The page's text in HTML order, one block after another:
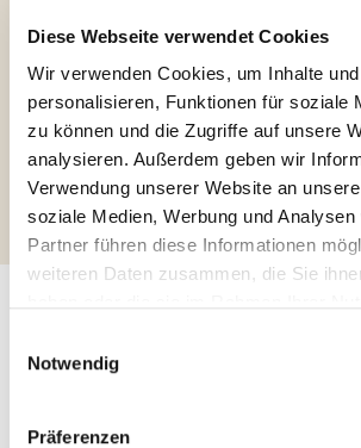
Diese Webseite verwendet Cookies
Wir verwenden Cookies, um Inhalte
personalisieren, Funktionen für soziale
zu können und die Zugriffe auf unsere
analysieren. Außerdem geben wir
Verwendung unserer Website an
soziale Medien, Werbung und
Partner führen diese Informationen
weiteren Daten zusammen, die Sie
Notwendig
Präferenzen
Weitere
interessieren könnten